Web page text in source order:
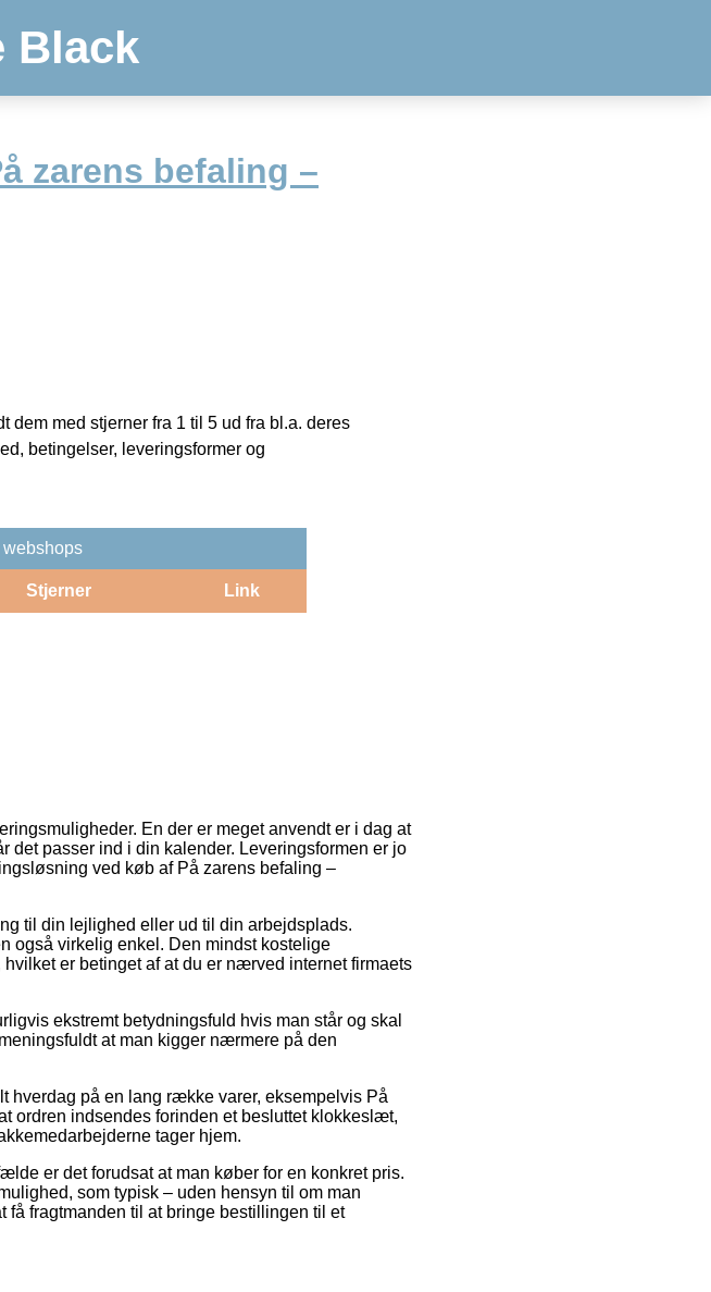
Black
zarens befaling –
med stjerner fra 1 til 5 ud fra bl.a. deres
betingelser, leveringsformer og
webshops
Stjerner Link
En der er meget anvendt er i dag at
det passer ind i din kalender. Leveringsformen er jo
ved køb af På zarens befaling –
til din lejlighed eller ud til din arbejdsplads.
også virkelig enkel. Den mindst kostelige
er betinget af at du er nærved internet firmaets
ekstremt betydningsfuld hvis man står og skal
at man kigger nærmere på den
hverdag på en lang række varer, eksempelvis På
ordren indsendes forinden et besluttet klokkeslæt,
tager hjem.
er det forudsat at man køber for en konkret pris.
som typisk – uden hensyn til om man
fragtmanden til at bringe bestillingen til et